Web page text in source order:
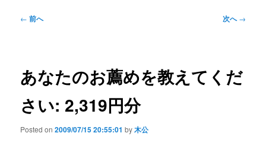
投
ー
ョ
ン
← 前へ 次へ→
あなたのお薦めを教えてくだ
さい: 2,319円分
Posted on2009/07/15 20:55:01 by木公